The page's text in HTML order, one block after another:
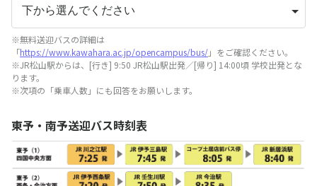
※無料送迎バスの詳細は
「https://www.kawahara.ac.jp/opencampus/bus/」をご確認ください。
※JR松山駅からは、[行き] 9:50 JR松山駅出発／[帰り] 14:00頃 学校出発とな
ります。
※次項の「乗車人数」にも回答をお願いします。
東予・南予送迎バス時刻表